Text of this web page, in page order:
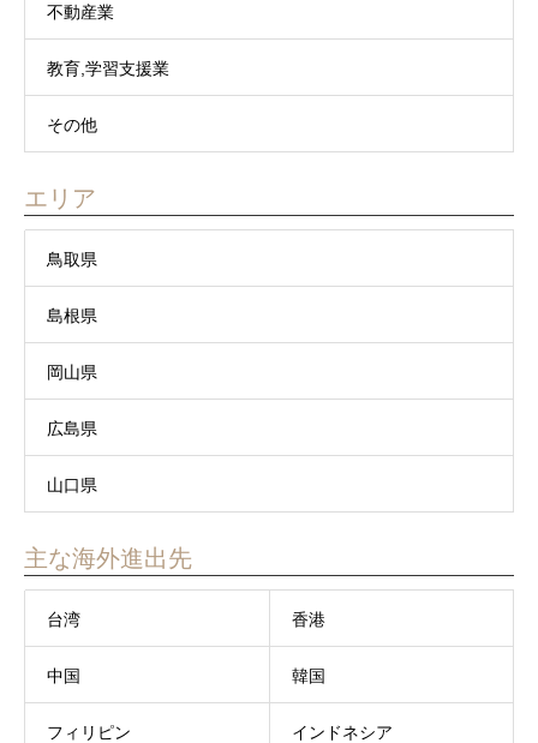
不動産業
教育,学習支援業
その他
エリア
鳥取県
島根県
岡山県
広島県
山口県
主な海外進出先
台湾 香港
中国 韓国
フィリピン インドネシア